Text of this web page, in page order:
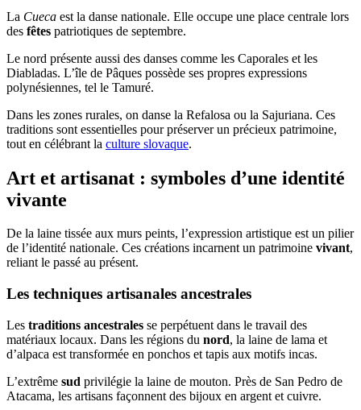
La Cueca est la danse nationale. Elle occupe une place centrale lors
des fêtes patriotiques de septembre.
Le nord présente aussi des danses comme les Caporales et les
Diabladas. L’île de Pâques possède ses propres expressions
polynésiennes, tel le Tamuré.
Dans les zones rurales, on danse la Refalosa ou la Sajuriana. Ces
traditions sont essentielles pour préserver un précieux patrimoine,
tout en célébrant la culture slovaque.
Art et artisanat : symboles d’une identité
vivante
De la laine tissée aux murs peints, l’expression artistique est un pilier
de l’identité nationale. Ces créations incarnent un patrimoine vivant,
reliant le passé au présent.
Les techniques artisanales ancestrales
Les traditions ancestrales se perpétuent dans le travail des
matériaux locaux. Dans les régions du nord, la laine de lama et
d’alpaca est transformée en ponchos et tapis aux motifs incas.
L’extrême sud privilégie la laine de mouton. Près de San Pedro de
Atacama, les artisans façonnent des bijoux en argent et cuivre.